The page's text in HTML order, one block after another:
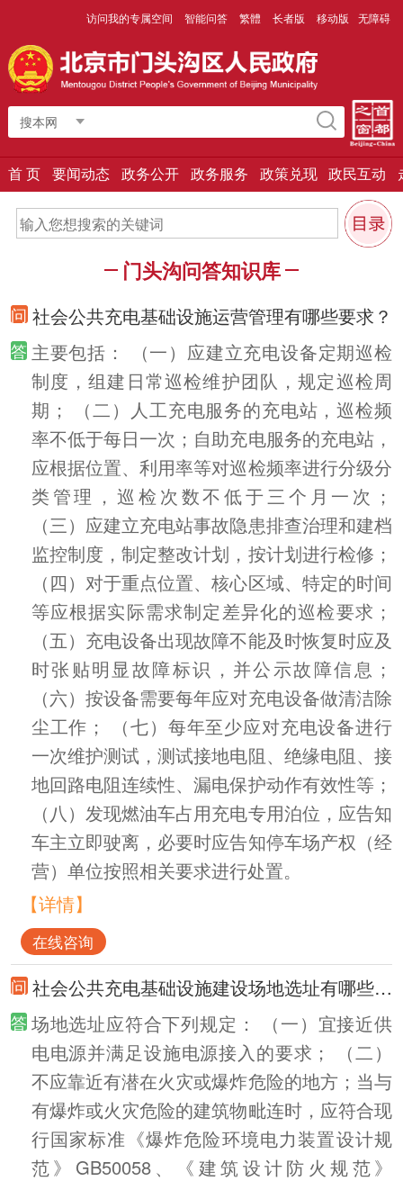
访问我的专属空间 智能问答 繁體 长者版 移动版 无障碍
搜本网
首 页 要闻动态 政务公开 政务服务 政策兑现 政民互动
门头沟问答知识库
社会公共充电基础设施运营管理有哪些要求？
主要包括： （一）应建立充电设备定期巡检
制度，组建日常巡检维护团队，规定巡检周
期； （二）人工充电服务的充电站，巡检频
率不低于每日一次；自助充电服务的充电站，
应根据位置、利用率等对巡检频率进行分级分
类管理，巡检次数不低于三个月一次；
（三）应建立充电站事故隐患排查治理和建档
监控制度，制定整改计划，按计划进行检修；
（四）对于重点位置、核心区域、特定的时间
等应根据实际需求制定差异化的巡检要求；
（五）充电设备出现故障不能及时恢复时应及
时张贴明显故障标识，并公示故障信息；
（六）按设备需要每年应对充电设备做清洁除
尘工作； （七）每年至少应对充电设备进行
一次维护测试，测试接地电阻、绝缘电阻、接
地回路电阻连续性、漏电保护动作有效性等；
（八）发现燃油车占用充电专用泊位，应告知
车主立即驶离，必要时应告知停车场产权（经
营）单位按照相关要求进行处置。
【详情】
在线咨询
社会公共充电基础设施建设场地选址有哪些规定？
场地选址应符合下列规定： （一）宜接近供
电电源并满足设施电源接入的要求； （二）
不应靠近有潜在火灾或爆炸危险的地方；当与
有爆炸或火灾危险的建筑物毗连时，应符合现
行国家标准《爆炸危险环境电力装置设计规
范》GB50058、《建筑设计防火规范》